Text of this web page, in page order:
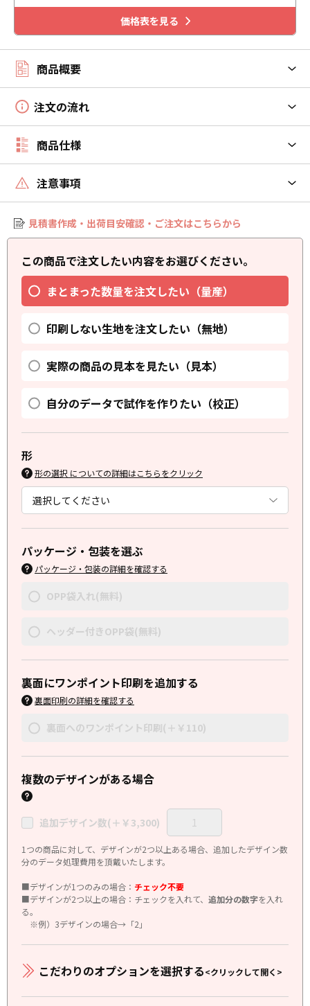
価格表を見る
商品概要
注文の流れ
商品仕様
注意事項
見積書作成・出荷目安確認・ご注文はこちらから
この商品で注文したい内容をお選びください。
まとまった数量を注文したい（量産）
印刷しない生地を注文したい（無地）
実際の商品の見本を見たい（見本）
自分のデータで試作を作りたい（校正）
形
形の選択 についての詳細はこちらをクリック
パッケージ・包装を選ぶ
パッケージ・包装の詳細を確認する
OPP袋入れ(無料)
ヘッダー付きOPP袋(無料)
裏面にワンポイント印刷を追加する
裏面印刷の詳細を確認する
裏面へのワンポイント印刷(＋￥110)
複数のデザインがある場合
追加デザイン数(＋￥3,300)
1つの商品に対して、デザインが2つ以上ある場合、追加したデザイン数
分のデータ処理費用を頂戴いたします。
■デザインが1つのみの場合： チェック不要
■デザインが2つ以上の場合：チェックを入れて、 追加分の数字を入れ
る。
※例）3デザインの場合→「2」
こだわりのオプションを選択する<クリックして開く>